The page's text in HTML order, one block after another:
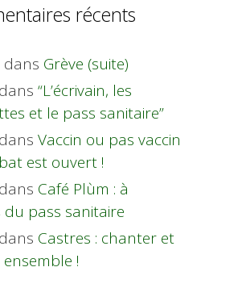
récents
dans Grève (suite)
dans “L’écrivain, les
et le pass sanitaire”
dans Vaccin ou pas vaccin
est ouvert !
dans Café Plùm : à
pass sanitaire
dans Castres : chanter et
!